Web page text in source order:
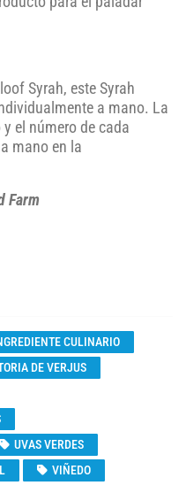
Syrah, este Syrah
a mano. La
el número de cada
mano en la
Farm
CULINARIO
DE VERJUS
UVAS VERDES
VIÑEDO